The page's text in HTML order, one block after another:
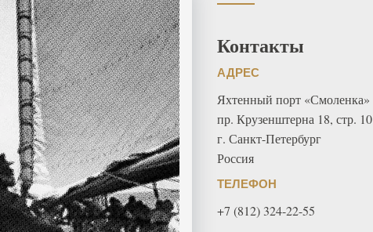
Контакты
АДРЕС
Яхтенный порт «Смоленка»
пр. Крузенштерна 18, стр. 10
г. Санкт-Петербург
Россия
ТЕЛЕФОН
+7 (812) 324-22-55